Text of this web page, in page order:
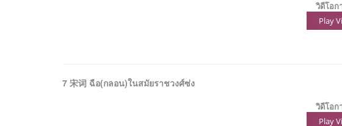
วิดีโอก
Play
7 宋词 ฉือ(กลอน)ในสมัยราชวงศ์ซ่ง
วิดีโอก
Play